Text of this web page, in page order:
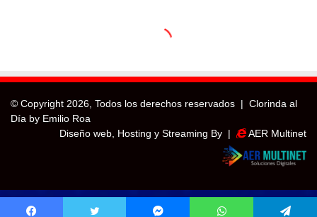
© Copyright 2026, Todos los derechos reservados | Clorinda al
Día by Emilio Roa
Diseño web, Hosting y Streaming By |
AER Multinet